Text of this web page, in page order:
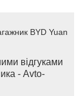
BYD Yuan
відгуками
- Avto-